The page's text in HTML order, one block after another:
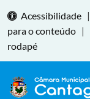
Acessibilidade |
para o conteúdo |
rodapé